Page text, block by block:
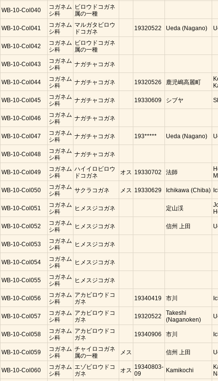
WB-10-Col040
コガネム
シ科
ビロウドコガネ
属の一種
WB-10-Col041
コガネム
シ科
マルガタビロウ
ドコガネ
19320522 Ueda (Nagano)
WB-10-Col042
コガネム
シ科
ビロウドコガネ
属の一種
WB-10-Col043
コガネム
シ科
ナガチャコガネ
WB-10-Col044
コガネム
シ科
ナガチャコガネ 19320526 鹿児嶋高麗町
WB-10-Col045
コガネム
シ科
ナガチャコガネ 19330609 シブヤ
WB-10-Col046
コガネム
シ科
ナガチャコガネ
WB-10-Col047
コガネム
シ科
ナガチャコガネ 193***** Ueda (Nagano)
WB-10-Col048
コガネム
シ科
ナガチャコガネ
WB-10-Col049
コガネム
シ科
ハイイロビロウ
ドコガネ
オス 19330702 法師
WB-10-Col050
コガネム
シ科
サクラコガネ メス 19330629 Ichikawa (Chiba)
WB-10-Col051
コガネム
シ科
ヒメスジコガネ 定山渓
WB-10-Col052
コガネム
シ科
ヒメスジコガネ 信州 上田
WB-10-Col053
コガネム
シ科
ヒメスジコガネ
WB-10-Col054
コガネム
シ科
ヒメスジコガネ
WB-10-Col055
コガネム
シ科
ヒメスジコガネ
WB-10-Col056
コガネム
シ科
アカビロウドコ
ガネ
19340419 市川
WB-10-Col057
コガネム
シ科
アカビロウドコ
ガネ
19320522
Takeshi
(Naganoken)
WB-10-Col058
コガネム
シ科
アカビロウドコ
ガネ
19340906 市川
WB-10-Col059
コガネム
シ科
チャイロコガネ
属の一種
メス 信州 上田
WB-10-Col060
コガネム
シ科
エゾビロウドコ
ガネ
オス 19340803-
09
Kamikochi